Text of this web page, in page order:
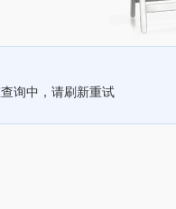
询中，请刷新重试